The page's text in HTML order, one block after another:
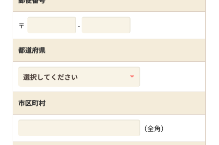
〒 -
都道府県
市区町村
（全角）